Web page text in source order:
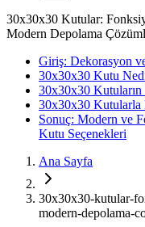
30x30x30 Kutular:
Modern Depolama
Giriş: Dekorasyon
30x30x30 Kutu
30x30x30
30x30x30 Kutularla
Sonuç: Modern ve
Kutu Seçenekleri
Ana Sayfa
30x30x30-kutular-
modern-depolama-